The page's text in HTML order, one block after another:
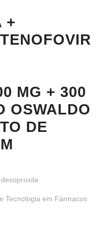
+
MG + 300
OSWALDO
DE
Tecnologia em Fármacos